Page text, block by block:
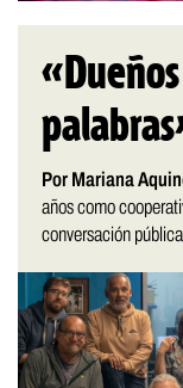
Por Mariana
años como
conversación